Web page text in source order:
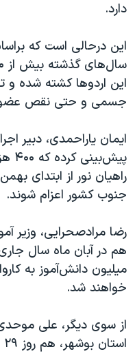
دارد.
این درحالی است که
این اردوها کشته شده و
جسمی و حتی نقص عضو
ایمان یاراحمدی، دبیر
جنوب کشور اعزام شوند.
رضا مرادصحرایی، وزیر
هم در آبان ماه سال
میلیون دانش‌آموز به
خواهند شد.
از سوی دیگر، علی